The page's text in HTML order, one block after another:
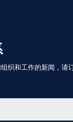
织和工作的新闻，请